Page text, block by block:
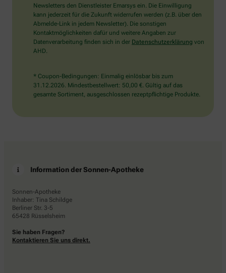
das
Auto.
Newsletters den Dienstleister Emarsys ein. Die Einwilligung
kann jederzeit für die Zukunft widerrufen werden (z.B. über den
Abmelde-Link in jedem Newsletter). Die sonstigen
Kontaktmöglichkeiten dafür und weitere Angaben zur
Datenverarbeitung finden sich in der Datenschutzerklärung von
AHD.
* Coupon-Bedingungen: Einmalig einlösbar bis zum
31.12.2026. Mindestbestellwert: 50,00 €. Gültig auf das
gesamte Sortiment, ausgeschlossen rezeptpflichtige Produkte.
Information der Sonnen-Apotheke
Sonnen-Apotheke
Inhaber: Tina Schildge
Berliner Str. 3-5
65428 Rüsselsheim
Sie haben Fragen?
Kontaktieren Sie uns direkt.